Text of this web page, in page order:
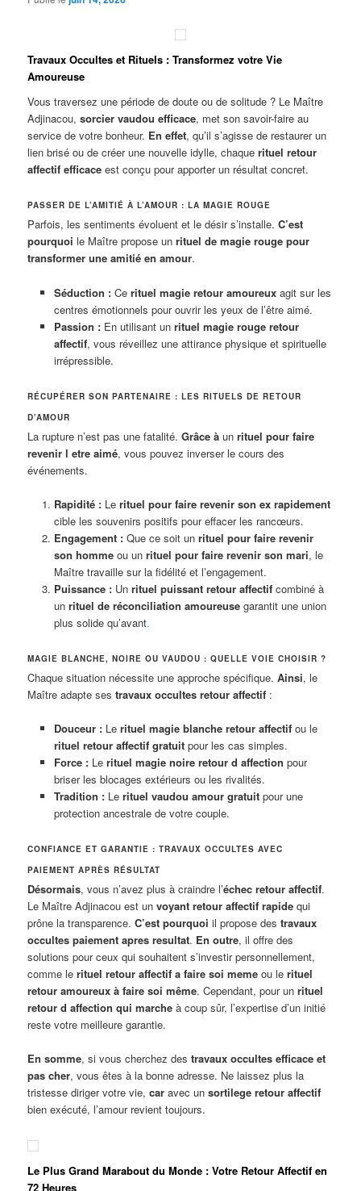
Travaux Occultes et Rituels : Transformez votre Vie
Amoureuse
Vous traversez une période de doute ou de solitude ? Le Maître
Adjinacou,sorcier vaudou efficace, met son savoir-faire au
service de votre bonheur. En effet, qu’il s’agisse de restaurer un
lien brisé ou de créer une nouvelle idylle, chaquerituel retour
affectif efficace est conçu pour apporter un résultat concret.
PASSER DE L’AMITIÉ À L’AMOUR : LA MAGIE ROUGE
Parfois, les sentiments évoluent et le désir s’installe.C’est
pourquoi le Maître propose unrituel de magie rouge pour
transformer une amitié en amour.
Séduction :Ce rituel magie retour amoureuxagit sur les
centres émotionnels pour ouvrir les yeux de l’être aimé.
Passion :En utilisant un rituel magie rouge retour
affectif, vous réveillez une attirance physique et spirituelle
irrépressible.
RÉCUPÉRER SON PARTENAIRE : LES RITUELS DE RETOUR
D’AMOUR
La rupture n’est pas une fatalité.Grâce à unrituel pour faire
revenir l etre aimé, vous pouvez inverser le cours des
événements.
Rapidité :Le rituel pour faire revenir son ex rapidement
cible les souvenirs positifs pour effacer les rancœurs.
Engagement :Que ce soit un rituel pour faire revenir
son hommeou un rituel pour faire revenir son mari, le
Maître travaille sur la fidélité et l’engagement.
Puissance :Un rituel puissant retour affectifcombiné à
un rituel de réconciliation amoureusegarantit une union
plus solide qu’avant.
MAGIE BLANCHE, NOIRE OU VAUDOU : QUELLE VOIE CHOISIR ?
Chaque situation nécessite une approche spécifique.Ainsi, le
Maître adapte sestravaux occultes retour affectif :
Douceur :Le rituel magie blanche retour affectifou le
rituel retour affectif gratuitpour les cas simples.
Force :Le rituel magie noire retour d affection pour
briser les blocages extérieurs ou les rivalités.
Tradition :Le rituel vaudou amour gratuitpour une
protection ancestrale de votre couple.
CONFIANCE ET GARANTIE : TRAVAUX OCCULTES AVEC
PAIEMENT APRÈS RÉSULTAT
Désormais, vous n’avez plus à craindre l’échec retour affectif.
Le Maître Adjinacou est unvoyant retour affectif rapide qui
prône la transparence.C’est pourquoi il propose destravaux
occultes paiement apres resultat. En outre, il offre des
solutions pour ceux qui souhaitent s’investir personnellement,
comme lerituel retour affectif a faire soi meme ou lerituel
retour amoureux à faire soi même. Cependant, pour unrituel
retour d affection qui marche à coup sûr, l’expertise d’un initié
reste votre meilleure garantie.
En somme, si vous cherchez destravaux occultes efficace et
pas cher, vous êtes à la bonne adresse. Ne laissez plus la
tristesse diriger votre vie,car avec unsortilege retour affectif
bien exécuté, l’amour revient toujours.
Le Plus Grand Marabout du Monde : Votre Retour Affectif en
72 Heures